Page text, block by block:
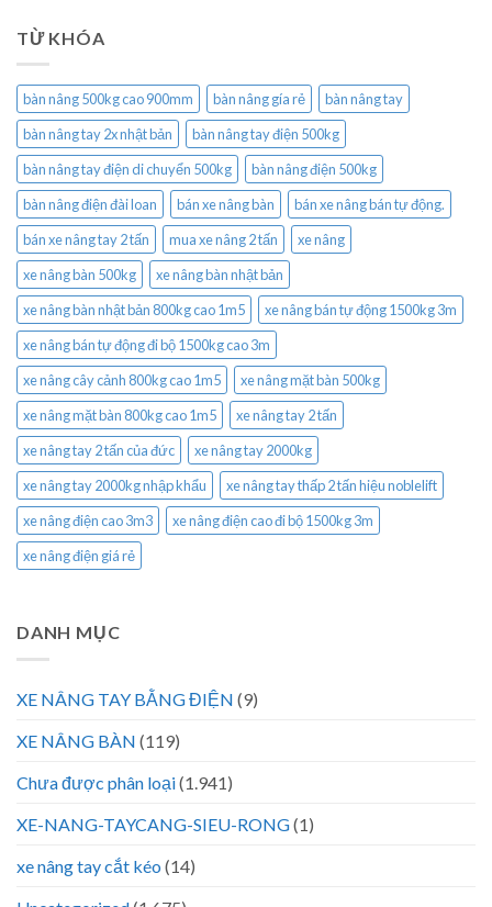
TỪ KHÓA
bàn nâng 500kg cao 900mm bàn nâng gía rẻ
bàn nâng tay
bàn nâng tay 2x nhật bản
bàn nâng tay điện 500kg
bàn nâng tay điện di chuyển 500kg
bàn nâng điện 500kg
bàn nâng điện đài loan
bán xe nâng bàn
bán xe nâng bán tự động.
bán xe nâng tay 2 tấn
mua xe nâng 2 tấn
xe nâng
xe nâng bàn 500kg
xe nâng bàn nhật bản
xe nâng bàn nhật bản 800kg cao 1m5
xe nâng bán tự động 1500kg 3m
xe nâng bán tự động đi bộ 1500kg cao 3m
xe nâng cây cảnh 800kg cao 1m5
xe nâng mặt bàn 500kg
xe nâng mặt bàn 800kg cao 1m5
xe nâng tay 2 tấn
xe nâng tay 2 tấn của đức
xe nâng tay 2000kg
xe nâng tay 2000kg nhập khẩu
xe nâng tay thấp 2 tấn hiệu noblelift
xe nâng điện cao 3m3
xe nâng điện cao đi bộ 1500kg 3m
xe nâng điện giá rẻ
DANH MỤC
XE NÂNG TAY BẰNG ĐIỆN (9)
XE NÂNG BÀN (119)
Chưa được phân loại(1.941)
XE-NANG-TAYCANG-SIEU-RONG(1)
xe nâng tay cắt kéo (14)